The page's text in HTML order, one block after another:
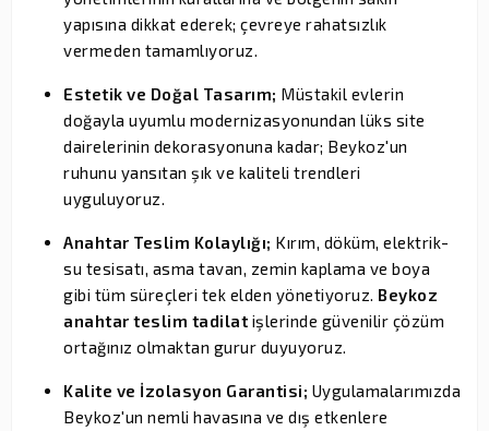
yapısına dikkat ederek; çevreye rahatsızlık
vermeden tamamlıyoruz.
Estetik ve Doğal Tasarım; Müstakil evlerin
doğayla uyumlu modernizasyonundan lüks site
dairelerinin dekorasyonuna kadar; Beykoz'un
ruhunu yansıtan şık ve kaliteli trendleri
uyguluyoruz.
Anahtar Teslim Kolaylığı; Kırım, döküm, elektrik-
su tesisatı, asma tavan, zemin kaplama ve boya
gibi tüm süreçleri tek elden yönetiyoruz. Beykoz
anahtar teslim tadilat işlerinde güvenilir çözüm
ortağınız olmaktan gurur duyuyoruz.
Kalite ve İzolasyon Garantisi; Uygulamalarımızda
Beykoz'un nemli havasına ve dış etkenlere